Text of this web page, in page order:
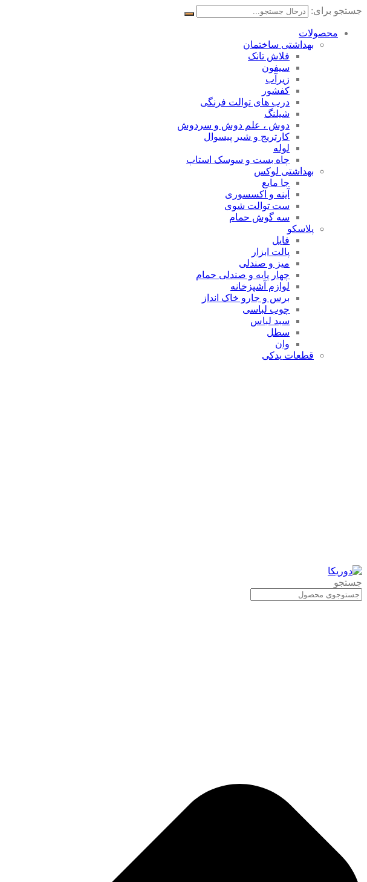
جستجو برای:
محصولات
بهداشتی ساختمان
فلاش تانک
سیفون
زیرآب
کفشور
درب های توالت فرنگی
شیلنگ
دوش ، علم دوش و سردوش
کارتریج و شیر پیسوال
لوله
چاه بست و سوسک استاپ
بهداشتی لوکس
جا مایع
آینه و اکسسوری
ست توالت شوی
سه گوش حمام
پلاسکو
فایل
پالت ابزار
میز و صندلی
چهار پایه و صندلی حمام
لوازم آشپزخانه
برس و جارو خاک انداز
چوب لباسی
سبد لباس
سطل
وان
قطعات یدکی
جستجو